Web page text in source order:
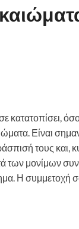
όσο
Είναι
τους και,
μονίμων
Η συμμετοχή